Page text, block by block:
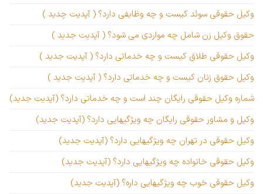
وکیل حقوقی سوئد کیست و چه وظایفی دارد؟ ( آپدیت چدید )
حقوق وکیل زن شامل چه مواردی می شود؟ ( آپدیت جدید )
وکیل حقوقی طلاق کیست و چه خدماتی دارد؟ ( آپدیت جدید )
وکیل حقوق زنان کیست و چه خدماتی دارد؟ ( آپدیت جدید )
شماره وکیل حقوقی رایگان چند است و چه خدماتی دارد؟ (آپدیت جدید)
وکیل و مشاور حقوقی رایگان چه ویژگیهایی دارد؟ (آپدیت جدید)
وکیل حقوقی در تهران چه ویژگیهایی دارد؟ (آپدیت جدید)
وکیل حقوقی خانواده چه ویژگیهایی دارد؟ (آپدیت جدید)
وکیل حقوقی خوب چه ویژگیهایی داره؟ (آپدیت جدید)